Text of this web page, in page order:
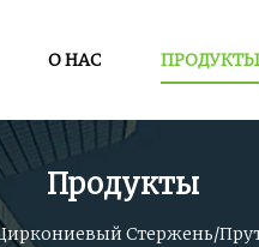
О НАС ПРОДУКТЫ
Продукты
Стержень/